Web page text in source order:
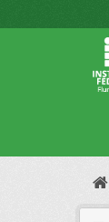
para